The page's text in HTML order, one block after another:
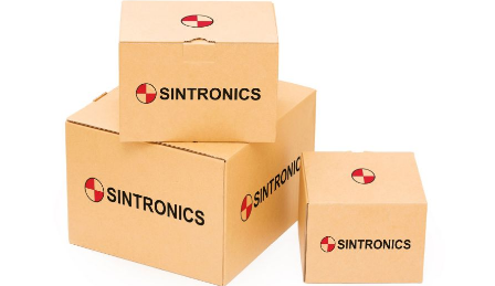
módulos antiguos a un alto nivel técnico o sustitución
de módulos descontinuados por módulos del propio